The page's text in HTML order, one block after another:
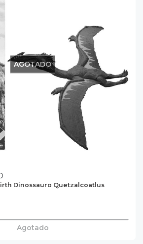
AGOTADO
Dinossauro Quetzalcoatlus
Agotado